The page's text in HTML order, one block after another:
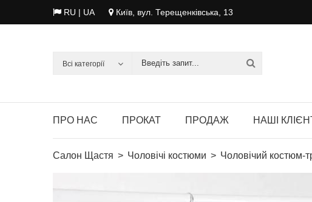
RU | UA Київ, вул. Терещенківська, 13
Всі категорії
ПРО НАС ПРОКАТ ПРОДАЖ НАШІ
Салон Щастя Чоловічі костюми Чоловічий костюм-